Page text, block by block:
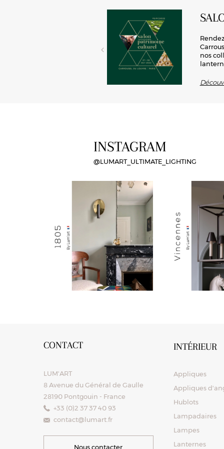
de luminaires, cette
nos
INSTAGRAM
@LUMART_ULTIMATE_LIGHTING
CONTACT
LUM'ART
8 Avenue du Général de Gaulle
28190 Pontgouin - France
+33 (0)2 37 37 40 93
contact@lumart.fr
Nous contacter
INTÉRIEUR
Appliques
Appliques
Hublots
Lampadaires
Lampes
Lanternes